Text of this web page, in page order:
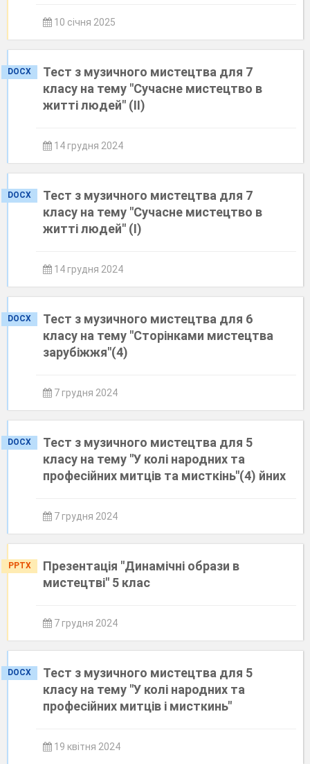
10 січня 2025
DOCX
Тест з музичного мистецтва для 7
класу на тему "Сучасне мистецтво в
житті людей" (ІІ)
14 грудня 2024
DOCX
Тест з музичного мистецтва для 7
класу на тему "Сучасне мистецтво в
житті людей" (І)
14 грудня 2024
DOCX
Тест з музичного мистецтва для 6
класу на тему "Сторінками мистецтва
зарубіжжя"(4)
7 грудня 2024
DOCX
Тест з музичного мистецтва для 5
класу на тему "У колі народних та
професійних митців та мисткінь"(4) йних
7 грудня 2024
PPTX
Презентація "Динамічні образи в
мистецтві" 5 клас
7 грудня 2024
DOCX
Тест з музичного мистецтва для 5
класу на тему "У колі народних та
професійних митців і мисткинь"
19 квітня 2024